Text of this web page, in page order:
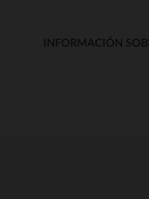
INFORMACIÓN